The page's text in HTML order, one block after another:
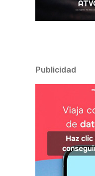
Publicidad